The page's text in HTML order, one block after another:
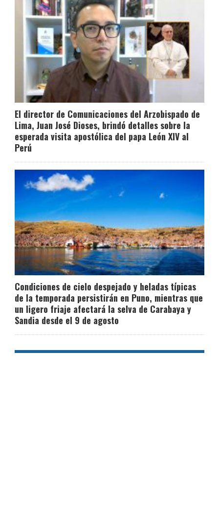
El director de Comunicaciones del Arzobispado de
Lima, Juan José Dioses, brindó detalles sobre la
esperada visita apostólica del papa León XIV al
Perú
Condiciones de cielo despejado y heladas típicas
de la temporada persistirán en Puno, mientras que
un ligero friaje afectará la selva de Carabaya y
Sandia desde el 9 de agosto